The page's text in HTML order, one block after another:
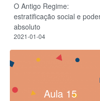
O Antigo Regime:
estratificação social e
absoluto
2021-01-04
Aula 15